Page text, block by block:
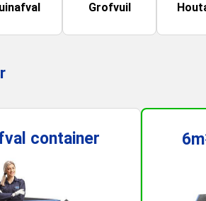
Grofvuil
container 6m